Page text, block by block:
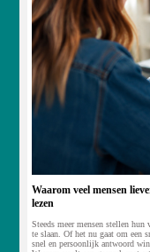
Waarom veel mensen
lezen
Steeds meer mensen stellen hun
te slaan. Of het nu gaat om een
snel en persoonlijk antwoord